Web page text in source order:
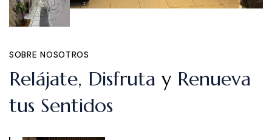
SOBRE NOSOTROS
Relájate, Disfruta y Renueva
tus Sentidos